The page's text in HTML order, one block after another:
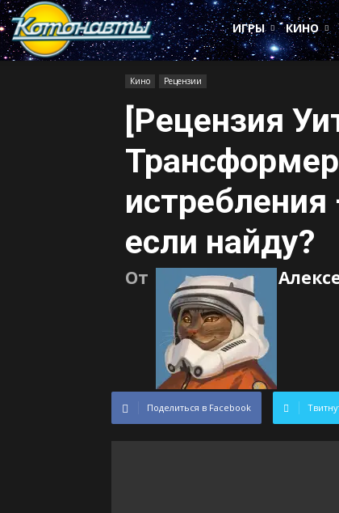
Котонавты
ИГРЫ
КИНО
Кино Рецензии
[Рецензия
если найду?
От
Поделиться в Facebook